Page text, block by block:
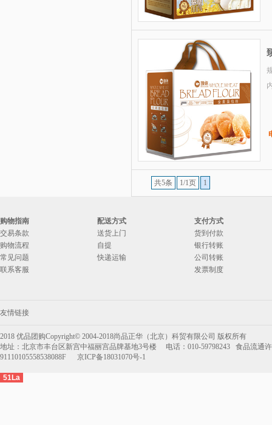
共5条 1/1页 1
购物指南
交易条款
购物流程
常见问题
联系客服
配送方式
送货上门
自提
快递运输
支付方式
货到付款
银行转账
公司转账
发票制度
友情链接
2018 优品团购Copyright© 2004-2018尚品正华（北京）科贸有限公司 版权所有
地址：北京市丰台区新宫中福丽宫品牌基地3号楼 电话：010-59798243 食品流通
91110105558538088F 京ICP备18031070号-1
51La